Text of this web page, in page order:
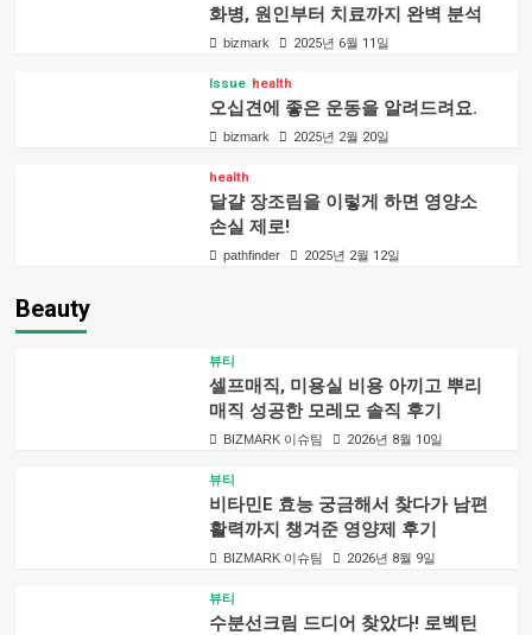
화병, 원인부터 치료까지 완벽 분석
bizmark 2025년 6월 11일
Issue health
오십견에 좋은 운동을 알려드려요.
bizmark 2025년 2월 20일
health
달걀 장조림을 이렇게 하면 영양소
손실 제로!
pathfinder 2025년 2월 12일
Beauty
뷰티
셀프매직, 미용실 비용 아끼고 뿌리
매직 성공한 모레모 솔직 후기
BIZMARK 이슈팀 2026년 8월 10일
뷰티
비타민E 효능 궁금해서 찾다가 남편
활력까지 챙겨준 영양제 후기
BIZMARK 이슈팀 2026년 8월 9일
뷰티
수분선크림 드디어 찾았다! 로벡틴